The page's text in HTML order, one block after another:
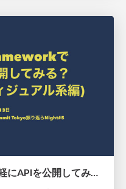
Serverless Frameworkで気軽にAPIを公開してみる？(Python3.6・ヴィジュアル系編)